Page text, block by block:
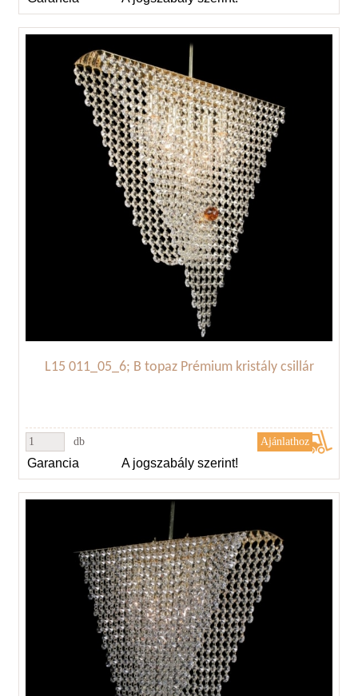
L15 011_05_6; B topaz Prémium kristály csillár
db
Garancia A jogszabály szerint!